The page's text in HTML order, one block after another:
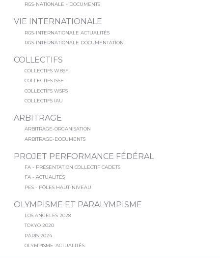
RGS-NATIONALE - DOCUMENTS
VIE INTERNATIONALE
RGS-INTERNATIONALE ACTUALITÉS
RGS-INTERNATIONALE DOCUMENTATION
COLLECTIFS
COLLECTIFS WBSF
COLLECTIFS ISSF
COLLECTIFS WSPS
COLLECTIFS IAU
ARBITRAGE
ARBITRAGE-ORGANISATION
ARBITRAGE-DOCUMENTS
PROJET PERFORMANCE FÉDÉRAL
FA - PRÉSENTATION COLLECTIF CADETS
FA - ACTUALITÉS
PES - PÔLES HAUT-NIVEAU
OLYMPISME ET PARALYMPISME
LOS ANGELES 2028
TOKYO 2020
PARIS 2024
OLYMPISME-ACTUALITÉS